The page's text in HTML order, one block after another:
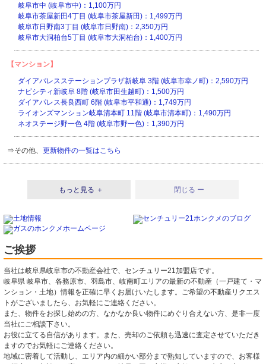
岐阜市中 (岐阜市中)：1,100万円
岐阜市茶屋新田4丁目 (岐阜市茶屋新田)：1,499万円
岐阜市日野南3丁目 (岐阜市日野南)：2,350万円
岐阜市大洞柏台5丁目 (岐阜市大洞柏台)：1,400万円
【マンション】
ダイアパレスステーションプラザ新岐阜 3階 (岐阜市幸ノ町)：2,590万円
ナビシティ新岐阜 8階 (岐阜市田生越町)：1,500万円
ダイアパレス長良西町 6階 (岐阜市平和通)：1,749万円
ライオンズマンション岐阜清本町 11階 (岐阜市清本町)：1,490万円
ネオステージ野一色 4階 (岐阜市野一色)：1,390万円
⇒その他、 更新物件の一覧はこちら
もっと見る ＋ 閉じる ー
ご挨拶
当社は岐阜県岐阜市の不動産会社で、センチュリー21加盟店です。
岐阜県 岐阜市、各務原市、羽島市、岐南町エリアの最新の不動産（一戸建て・マ
ンション・土地）情報を正確に早くお届けいたします。ご希望の不動産リクエス
トがございましたら、お気軽にご連絡ください。
また、物件をお探し始めの方、なかなか良い物件にめぐり合えない方、是非一度
当社にご相談下さい。
お役に立てる自信があります。また、売却のご依頼も迅速に査定させていただき
ますのでお気軽にご連絡ください。
地域に密着して活動し、エリア内の細かい部分まで熟知していますので、お客様